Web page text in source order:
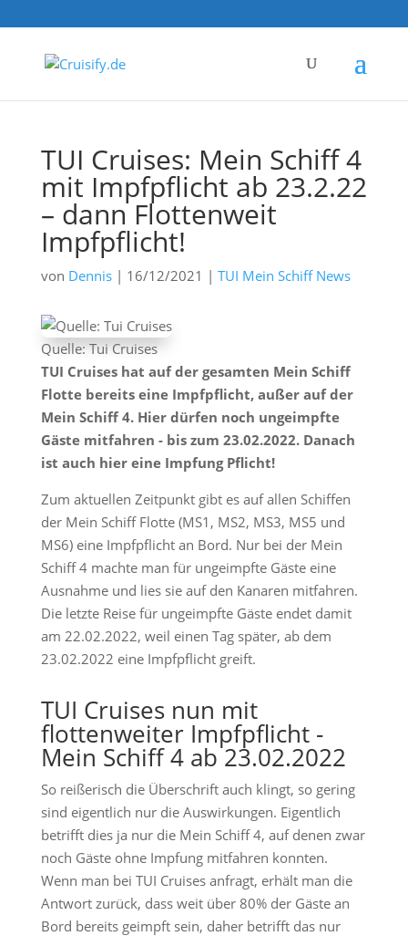
TUI Cruises: Mein Schiff 4
mit Impfpflicht ab 23.2.22
– dann Flottenweit
Impfpflicht!
von Dennis| 16/12/2021 | TUI Mein Schiff News
Quelle: Tui Cruises
TUI Cruises hat auf der gesamten Mein Schiff
Flotte bereits eine Impfpflicht, außer auf der
Mein Schiff 4. Hier dürfen noch ungeimpfte
Gäste mitfahren - bis zum 23.02.2022. Danach
ist auch hier eine Impfung Pflicht!
Zum aktuellen Zeitpunkt gibt es auf allen Schiffen
der Mein Schiff Flotte (MS1, MS2, MS3, MS5 und
MS6) eine Impfpflicht an Bord. Nur bei der Mein
Schiff 4 machte man für ungeimpfte Gäste eine
Ausnahme und lies sie auf den Kanaren mitfahren.
Die letzte Reise für ungeimpfte Gäste endet damit
am 22.02.2022, weil einen Tag später, ab dem
23.02.2022 eine Impfpflicht greift.
TUI Cruises nun mit
flottenweiter Impfpflicht -
Mein Schiff 4 ab 23.02.2022
So reißerisch die Überschrift auch klingt, so gering
sind eigentlich nur die Auswirkungen. Eigentlich
betrifft dies ja nur die Mein Schiff 4, auf denen zwar
noch Gäste ohne Impfung mitfahren konnten.
Wenn man bei TUI Cruises anfragt, erhält man die
Antwort zurück, dass weit über 80% der Gäste an
Bord bereits geimpft sein, daher betrifft das nur